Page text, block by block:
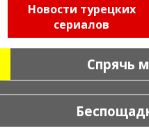
Новости турецких
сериалов
Спрячь